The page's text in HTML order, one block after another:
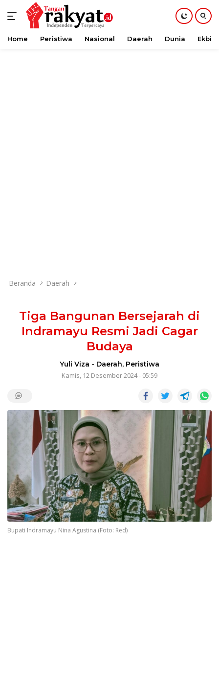
Langsung
Home Peristiwa Nasional Daerah Dunia Ekbis
Beranda Daerah
Tiga Bangunan Bersejarah di
Indramayu Resmi Jadi Cagar
Budaya
Yuli Viza - Daerah, Peristiwa
Kamis, 12 Desember 2024 - 05:59
Bupati Indramayu Nina Agustina (Foto: Red)